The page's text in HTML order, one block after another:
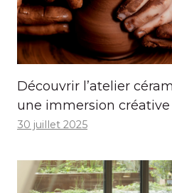
Découvrir l’atelier
une immersion
30 juillet 2025